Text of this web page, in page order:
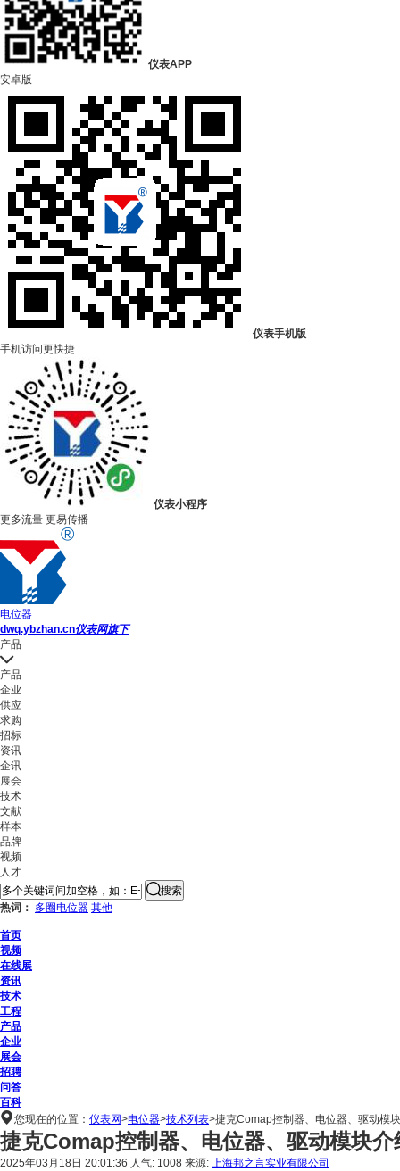
仪表APP
安卓版
仪表手机版
手机访问更快捷
仪表小程序
更多流量 更易传播
电位器
dwq.ybzhan.cn仪表网旗下
产品
产品
企业
供应
求购
招标
资讯
企讯
展会
技术
文献
样本
品牌
视频
人才
搜索
热词： 多圈电位器 其他
首页
视频
在线展
资讯
技术
工程
产品
企业
展会
招聘
问答
百科
您现在的位置： 仪表网>电位器>技术列表>捷克Comap控制器、电位器、驱动模
捷克Comap控制器、电位器、驱动模块介
2025年03月18日 20:01:36 人气: 1008 来源: 上海邦之言实业有限公司